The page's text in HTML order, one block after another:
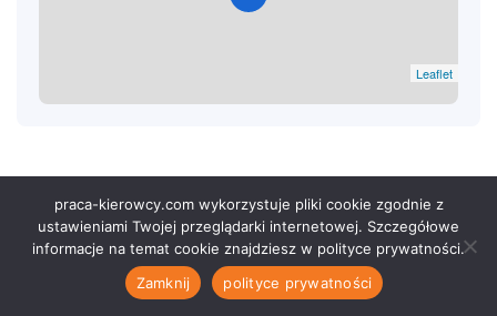
Leaflet
© 2026 - Superio. Wszystkie Prawa Zastrzeżone. Zasilane przez
ApusTheme
praca-kierowcy.com wykorzystuje pliki cookie zgodnie z
ustawieniami Twojej przeglądarki internetowej. Szczegółowe
informacje na temat cookie znajdziesz w polityce prywatności.
Zamknij
polityce prywatności